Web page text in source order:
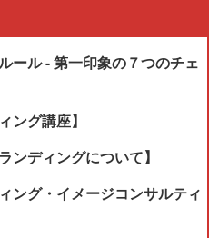
ール - 第一印象の７つのチェ
ング講座】
ンディングについて】
ング・イメージコンサルティ